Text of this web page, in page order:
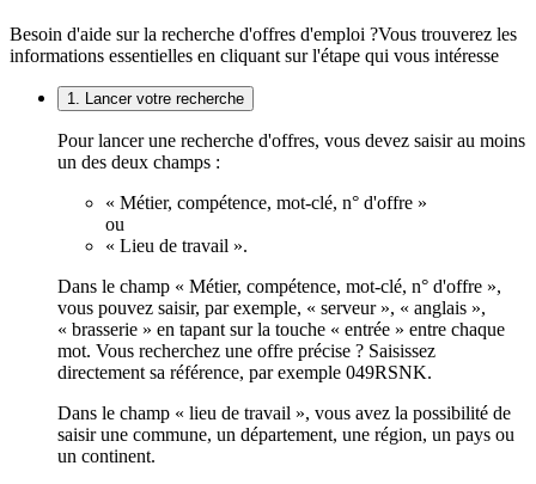
Besoin d'aide sur la recherche d'offres d'emploi ?Vous trouverez les
informations essentielles en cliquant sur l'étape qui vous intéresse
1. Lancer votre recherche
Pour lancer une recherche d'offres, vous devez saisir au moins
un des deux champs :
« Métier, compétence, mot-clé, n° d'offre »
ou
« Lieu de travail ».
Dans le champ « Métier, compétence, mot-clé, n° d'offre »,
vous pouvez saisir, par exemple, « serveur », « anglais »,
« brasserie » en tapant sur la touche « entrée » entre chaque
mot. Vous recherchez une offre précise ? Saisissez
directement sa référence, par exemple 049RSNK.
Dans le champ « lieu de travail », vous avez la possibilité de
saisir une commune, un département, une région, un pays ou
un continent.